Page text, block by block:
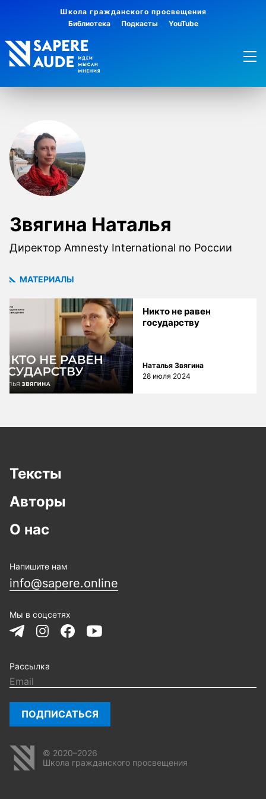
Школа гражданского просвещения
Библиотека
Подкасты YouTube
Звягина Наталья
Директор Amnesty International по России
МАТЕРИАЛЫ
Никто не равен
государству
Наталья Звягина
28 июля 2024
Тексты
Авторы
О нас
Напишите нам
info@sapere.online
Мы в соцсетях
Рассылка
ПОДПИСАТЬСЯ
© 2020–2026
Школа гражданского просвещения